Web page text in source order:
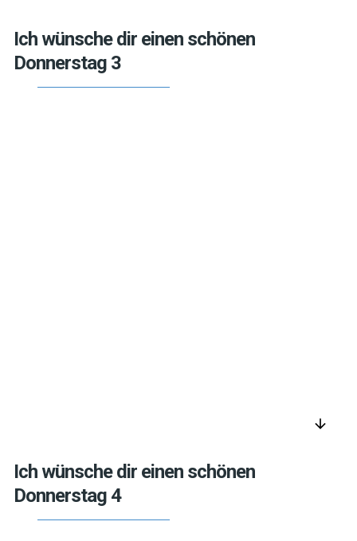
Ich wünsche dir einen schönen
Donnerstag 3
arrow_downward
Ich wünsche dir einen schönen
Donnerstag 4